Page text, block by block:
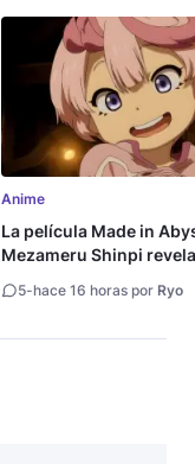
Anime
La película Made in
Mezameru Shinpi
5-hace 16 horas por Ryo